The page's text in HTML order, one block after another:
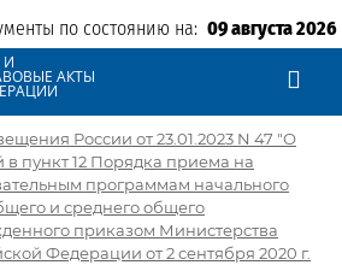
по состоянию на: 09 августа 2026
И
АКТЫ
России от 23.01.2023 N 47 "О
пункт 12 Порядка приема на
программам начального
и среднего общего
приказом Министерства
Федерации от 2 сентября 2020 г.